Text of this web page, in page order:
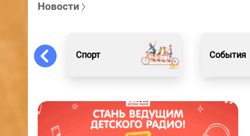
Новости
Спорт События